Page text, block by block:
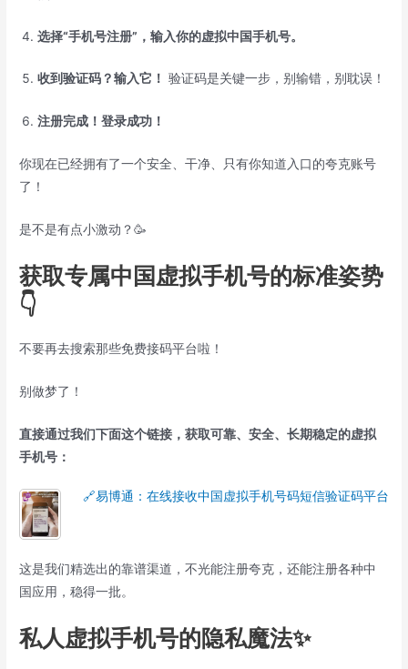
选择“手机号注册”，输入你的虚拟中国手机号。
收到验证码？输入它！ 验证码是关键一步，别输错，别耽误！
注册完成！登录成功！
你现在已经拥有了一个安全、干净、只有你知道入口的夸克账号
了！
是不是有点小激动？🥳
获取专属中国虚拟手机号的标准姿势
👇
不要再去搜索那些免费接码平台啦！
别做梦了！
直接通过我们下面这个链接，获取可靠、安全、长期稳定的虚拟
手机号：
🔗易博通：在线接收中国虚拟手机号码短信验证码平台
这是我们精选出的靠谱渠道，不光能注册夸克，还能注册各种中
国应用，稳得一批。
私人虚拟手机号的隐私魔法✨